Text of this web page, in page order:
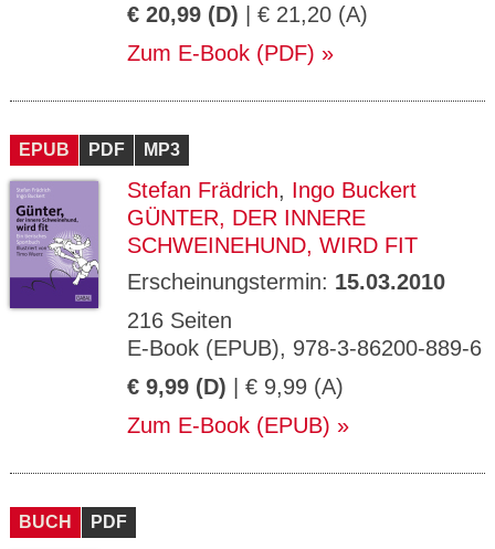
€ 20,99 (D) | € 21,20 (A)
Zum E-Book (PDF)
EPUB PDF MP3
Stefan Frädrich, Ingo Buckert
GÜNTER, DER INNERE
SCHWEINEHUND, WIRD FIT
Erscheinungstermin: 15.03.2010
216 Seiten
E-Book (EPUB), 978-3-86200-889-6
€ 9,99 (D) | € 9,99 (A)
Zum E-Book (EPUB)
BUCH PDF